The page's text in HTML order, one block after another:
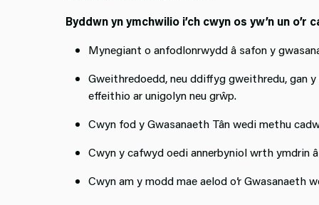
Byddwn yn ymchwilio i’ch cwyn os yw’n un o’r
Mynegiant o anfodlonrwydd â safon y
Gweithredoedd, neu ddiffyg gweithredu, gan y
effeithio ar unigolyn neu grŵp.
Cwyn fod y Gwasanaeth Tân wedi methu
Cwyn y cafwyd oedi annerbyniol wrth ymdrin
Cwyn am y modd mae aelod o’r Gwasanaeth